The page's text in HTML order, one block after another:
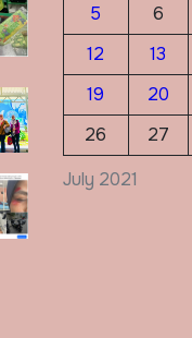
July 2021
5
6
12
13
19
20
26
27